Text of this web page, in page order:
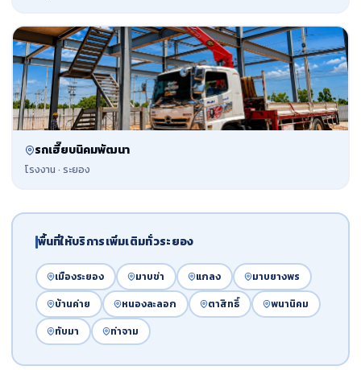
รถเฮี๊ยบนิคมพัฒนา
โรงงาน · ระยอง
พื้นที่ให้บริการเพิ่มเติมทั่วระยอง
เมืองระยอง มาบข่า แกลง
มาบยางพร
บ้านค่าย
หนองละลอก ตาสิทธิ์
พนานิคม
ทับมา
ท่าจาม